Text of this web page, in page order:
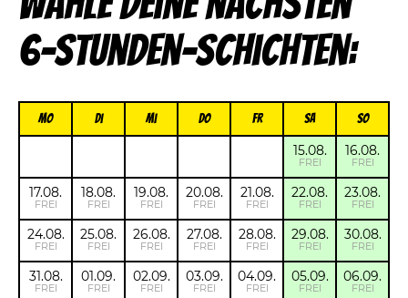
6-Stunden-Schichten:
Mo Di Mi Do FR Sa So
15.08.
FREI
16.08.
FREI
17.08.
FREI
18.08.
FREI
19.08.
FREI
20.08.
FREI
21.08.
FREI
22.08.
FREI
23.08.
FREI
24.08.
FREI
25.08.
FREI
26.08.
FREI
27.08.
FREI
28.08.
FREI
29.08.
FREI
30.08.
FREI
31.08.
FREI
01.09.
FREI
02.09.
FREI
03.09.
FREI
04.09.
FREI
05.09.
FREI
06.09.
FREI